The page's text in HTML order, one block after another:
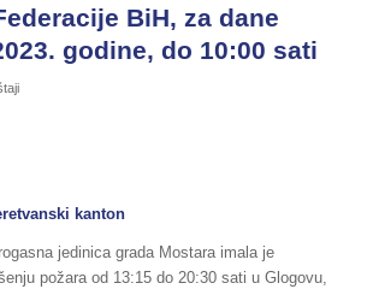
BiH, za dane
godine, do 10:00 sati
kanton
jedinica grada Mostara imala je
požara od 13:15 do 20:30 sati u Glogovu,